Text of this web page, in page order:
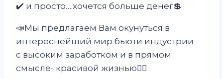
✔️ и просто….хочется больше денег💲
📣Мы предлагаем Вам окунуться в
интереснейший мир бьюти индустрии
с высоким заработком и в прямом
смысле- красивой жизнью🧚‍♀️